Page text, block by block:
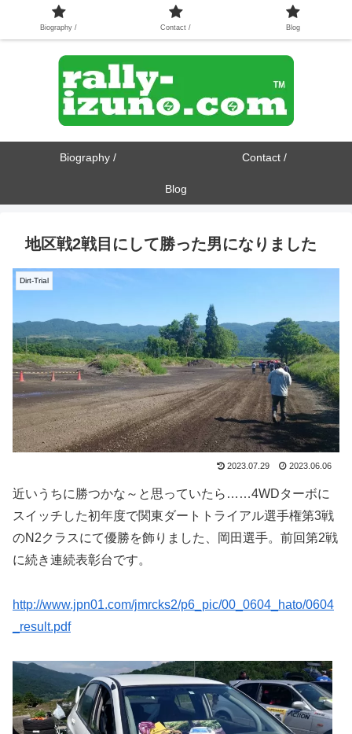
Biography / Contact /
Blog
地区戦2戦目にして勝った男になりました
Dirt-Trial
2023.07.29 2023.06.06
近いうちに勝つかな～と思っていたら……4WDターボに
スイッチした初年度で関東ダートトライアル選手権第3戦
のN2クラスにて優勝を飾りました、岡田選手。前回第2戦
に続き連続表彰台です。
http://www.jpn01.com/jmrcks2/p6_pic/00_0604_hato/0604
_result.pdf
Biography / Contact / Blog